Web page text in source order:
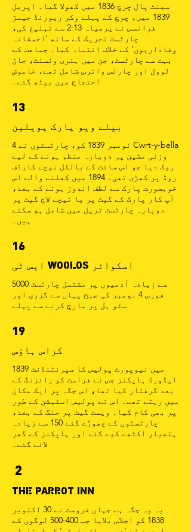
سینٹ پال چرچ 1836 میں کھولا گیا۔ اپریل
1839 میں، چرچ کے پہلے وکر ریورنڈ جیمز
فرانسس نے یرمیاہ 2:13 سے تبلیغ کی،
چارٹسٹ تحریک کے ساتھ 'احمقانہ
وفاداریوں' کے خلاف انتباہ کیا۔ جماعت کے
بہت سے چارٹسٹ، جن میں ہنری ونسنٹ، جان
لوول اور چارلس واٹرس شامل تھے، خاموش
احتجاج میں بیٹھ گئے۔
13
بیلے ویو پارک پویلین
4 نومبر 1839 کو، چارٹسٹوں نے Cwrt-y-bella
وزنی مشین پر دوبارہ منظم ہونے کے لیے
روک دیا جو اس سائٹ کے بالکل نیچے کارڈف
روڈ پر کھڑی تھی۔ 1894 میں کھلنے والے اس
خوبصورت پارک سے لطف اندوز ہونے کے بعد،
آپ کار پارک کے گیٹ پر یا نیچے لاج گیٹ پر
دوبارہ چارٹسٹ ٹریل میں شامل ہو سکتے
ہیں۔
16
ایس ٹی WOOLOS اسکوائر
5000 سے زیادہ آدمیوں پر مشتمل چارٹسٹ
فورس 4 نومبر کی صبح یہاں سے گزری اور
سٹو ہل پر مارچ کرنے سے پہلے
19
کراس ہاؤس
1839 میں نیوپورٹ پولیس کا سپرنٹنڈنٹ
ایڈورڈ ہاپکنز جس نے فراسٹ کو رائزنگ کے
بعد گرفتار کیا تھا، اس جگہ پر ایک مکان
میں رہتے تھے۔ اس نے پولیس اسٹیشن کے طور
پر بھی کام کیا۔ ویسٹ گیٹ پر جنگ کے بعد،
چارٹسٹوں کے چھوڑے گئے 150 سے زیادہ
ہتھیار اکٹھے کیے گئے اور ہاپکنز کے گھر
لائے گئے۔
2
THE PARROT INN
یہ وہ جگہ ہے جہاں فروسٹ نے 30 اکتوبر
1838 کو اجلاس بلایا جب 400-500 لوگوں کے